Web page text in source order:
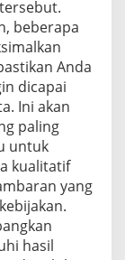
beberapa
Anda
dicapai
Ini akan
paling
untuk
kualitatif
yang
hasil